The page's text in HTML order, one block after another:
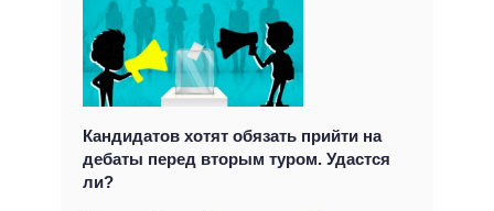
Кандидатов хотят обязать прийти на
дебаты перед вторым туром. Удастся
ли?